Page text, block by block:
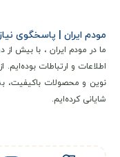
مودم ایران | پاسخگوی
ما در مودم ایران ، با بیش
اطلاعات و ارتباطات بوده‌ایم.
نوین و محصولات باکیفیت،
شایانی کرده‌ایم.